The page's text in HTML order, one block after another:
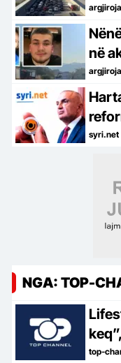
në
syri.net
NGA: TOP-
Lifestyle “Jam
top-